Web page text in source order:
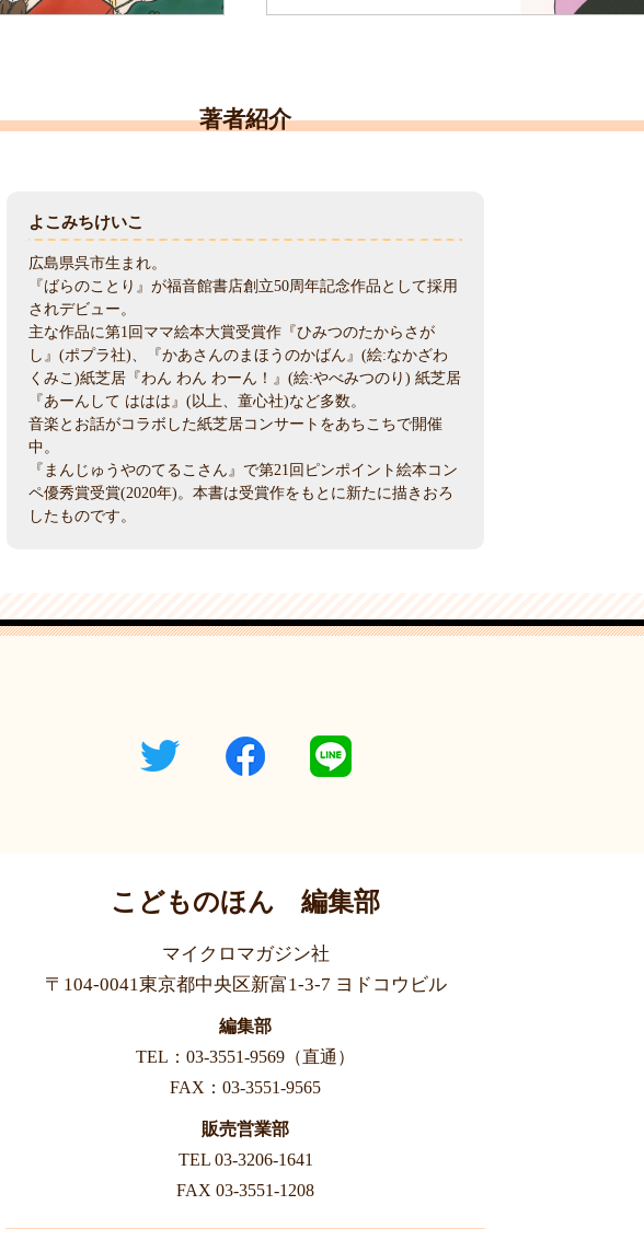
著者紹介
よこみちけいこ
広島県呉市生まれ。
『ばらのことり』が福音館書店創立50周年記念作品として採用
されデビュー。
主な作品に第1回ママ絵本大賞受賞作『ひみつのたからさが
し』(ポプラ社)、『かあさんのまほうのかばん』(絵:なかざわ
くみこ)紙芝居『わん わん わーん！』(絵:やべみつのり) 紙芝居
『あーんして ははは』(以上、童心社)など多数。
音楽とお話がコラボした紙芝居コンサートをあちこちで開催
中。
『まんじゅうやのてるこさん』で第21回ピンポイント絵本コン
ペ優秀賞受賞(2020年)。本書は受賞作をもとに新たに描きおろ
したものです。
こどものほん 編集部
マイクロマガジン社
〒104-0041東京都中央区新富1-3-7 ヨドコウビル
編集部
TEL：03-3551-9569（直通）
FAX：03-3551-9565
販売営業部
TEL 03-3206-1641
FAX 03-3551-1208